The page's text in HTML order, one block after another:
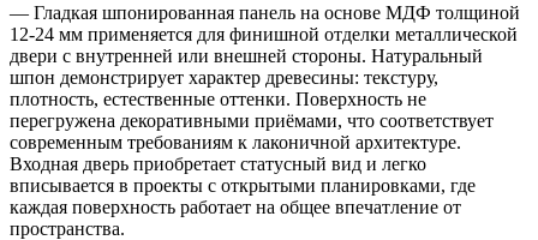
— Гладкая шпонированная панель на основе МДФ толщиной
12-24 мм применяется для финишной отделки металлической
двери с внутренней или внешней стороны. Натуральный
шпон демонстрирует характер древесины: текстуру,
плотность, естественные оттенки. Поверхность не
перегружена декоративными приёмами, что соответствует
современным требованиям к лаконичной архитектуре.
Входная дверь приобретает статусный вид и легко
вписывается в проекты с открытыми планировками, где
каждая поверхность работает на общее впечатление от
пространства.